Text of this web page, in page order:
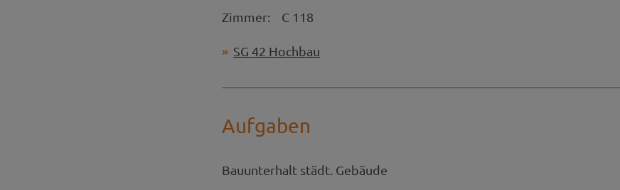
Zimmer:
C 118
SG 42 Hochbau
Aufgaben
Bauunterhalt städt. Gebäude